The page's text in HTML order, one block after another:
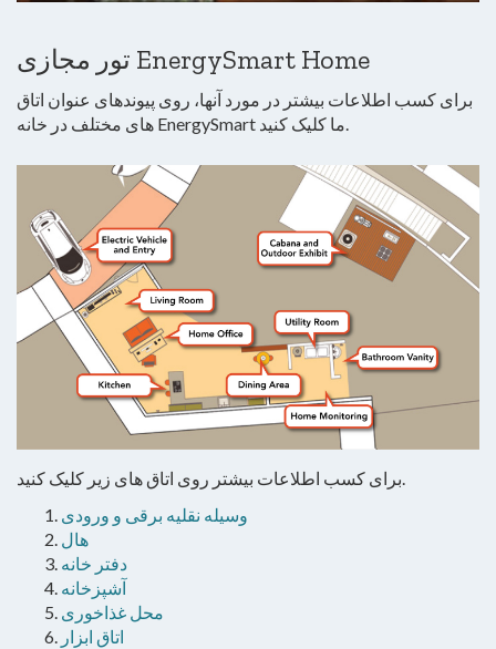
تور مجازی EnergySmart Home
برای کسب اطلاعات بیشتر در مورد آنها، روی پیوندهای عنوان اتاق
های مختلف در خانه EnergySmart ما کلیک کنید.
برای کسب اطلاعات بیشتر روی اتاق های زیر کلیک کنید.
وسیله نقلیه برقی و ورودی
هال
دفتر خانه
آشپزخانه
محل غذاخوری
اتاق ابزار